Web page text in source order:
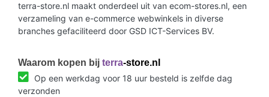
terra-store.nl maakt onderdeel uit van ecom-stores.nl, een
verzameling van e-commerce webwinkels in diverse
branches gefaciliteerd door GSD ICT-Services BV.
Waarom kopen bij terra-store.nl
Op een werkdag voor 18 uur besteld is zelfde dag
verzonden